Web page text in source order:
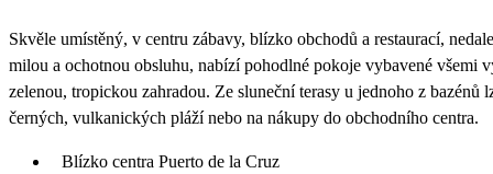
Skvěle umístěný, v centru zábavy, blízko obchodů a restaurací,
milou a ochotnou obsluhu, nabízí pohodlné pokoje vybavené všemi
zelenou, tropickou zahradou. Ze sluneční terasy u jednoho z
černých, vulkanických pláží nebo na nákupy do obchodního centra.
Blízko centra Puerto de la Cruz